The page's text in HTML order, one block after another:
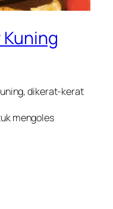
Kuning
dikerat-kerat
mengoles